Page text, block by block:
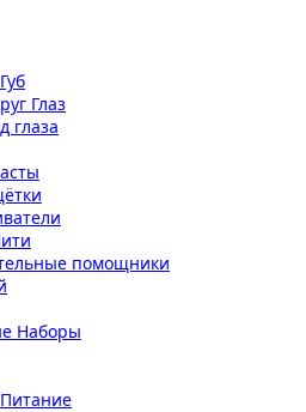
Глаз
глаза
помощники
Наборы